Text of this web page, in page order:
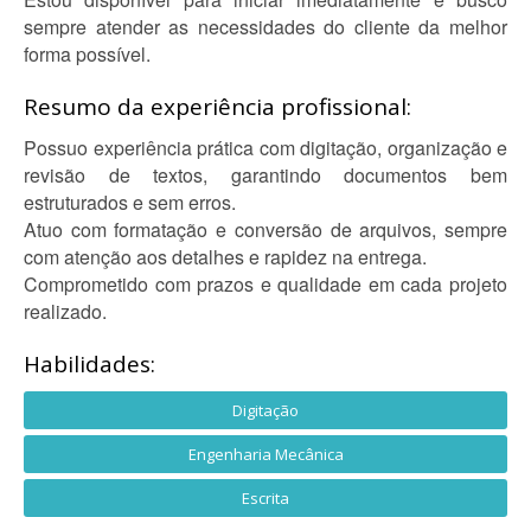
sempre atender as necessidades do cliente da melhor
forma possível.
Resumo da experiência profissional:
Possuo experiência prática com digitação, organização e
revisão de textos, garantindo documentos bem
estruturados e sem erros.
Atuo com formatação e conversão de arquivos, sempre
com atenção aos detalhes e rapidez na entrega.
Comprometido com prazos e qualidade em cada projeto
realizado.
Habilidades:
Digitação
Engenharia Mecânica
Escrita